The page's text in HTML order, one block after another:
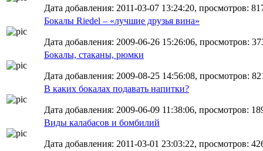
Дата добавления: 2011-03-07 13:24:20, просмотров:
Бокалы Riedel – «лучшие друзья вина»
Дата добавления: 2009-06-26 15:26:06, просмотров:
Бокалы, стаканы, рюмки
Дата добавления: 2009-08-25 14:56:08, просмотров:
В каких бокалах подавать напитки?
Дата добавления: 2009-06-09 11:38:06, просмотров:
Виды калабасов и бомбилий
Дата добавления: 2011-03-01 23:03:22, просмотров: